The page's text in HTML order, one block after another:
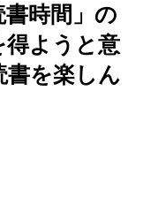
時間」の
得ようと意
書を楽しん